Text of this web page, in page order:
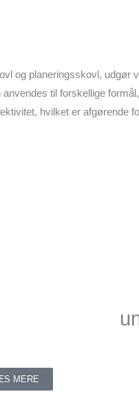
og planeringsskovl,
til forskellige
hvilket er afgørende
MERE